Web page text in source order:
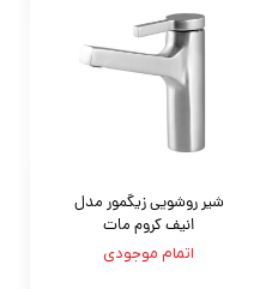
شیر روشویی زیگمور مدل
انیف کروم مات
اتمام موجودی